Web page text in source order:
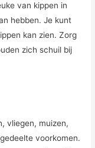
van kippen in
hebben. Je kunt
kan zien. Zorg
zich schuil bij
vliegen, muizen,
voorkomen.